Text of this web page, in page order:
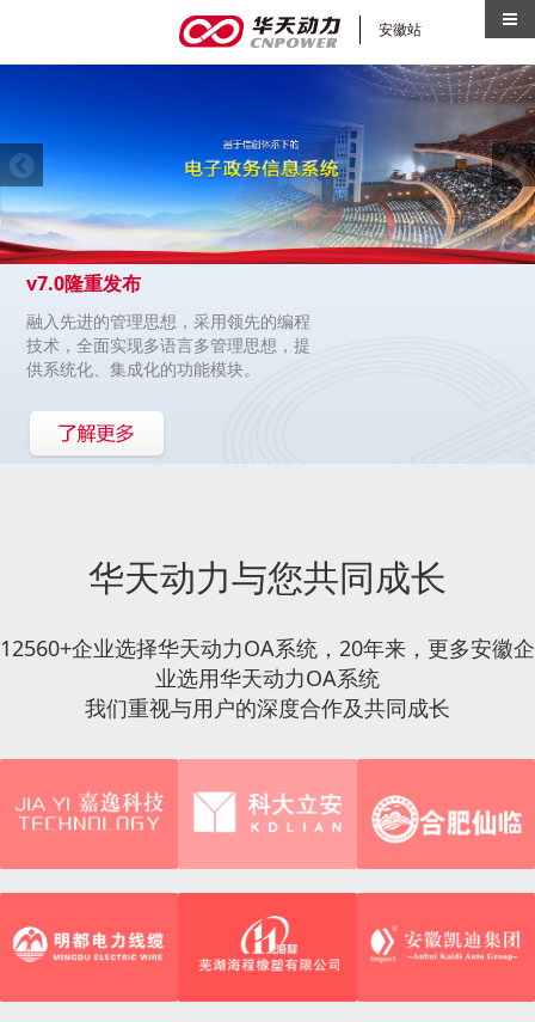
安徽站
v7.0隆重发布
融入先进的管理思想，采用领先的编程
技术，全面实现多语言多管理思想，提
供系统化、集成化的功能模块。
一样灵活组合，真正实现跨平台、跨系
统的协同办公平台。
公平台，统一操作，提升企业效率。
华天动力与您共同成长
12560+企业选择华天动力OA系统，20年来，更多安徽企
业选用华天动力OA系统
我们重视与用户的深度合作及共同成长